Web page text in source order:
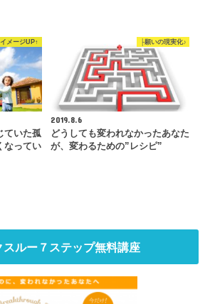
メージUP↑
ていた孤
なってい
├願いの現実化♪
2019.8.6
どうしても変われなかったあなた
が、変わるための”レシピ”
ルー７ステップ無料講座